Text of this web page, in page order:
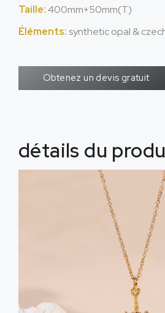
Taille:400mm+50mm(T)
Éléments: synthetic opal &
Obtenez un devis gratuit
détails du